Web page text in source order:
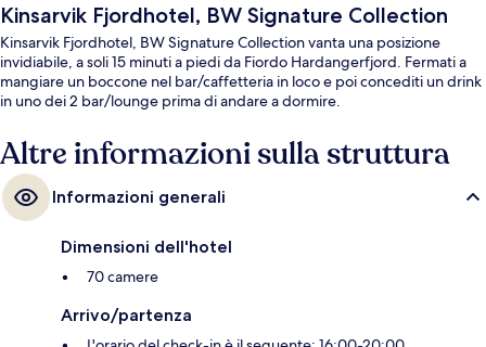
Kinsarvik Fjordhotel, BW Signature Collection
Kinsarvik Fjordhotel, BW Signature Collection vanta una posizione
invidiabile, a soli 15 minuti a piedi da Fiordo Hardangerfjord. Fermati a
mangiare un boccone nel bar/caffetteria in loco e poi concediti un drink
in uno dei 2 bar/lounge prima di andare a dormire.
Altre informazioni sulla struttura
Informazioni generali
Dimensioni dell'hotel
70 camere
Arrivo/partenza